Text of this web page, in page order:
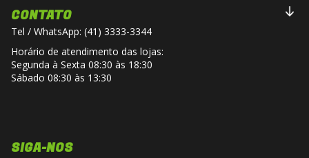
CONTATO
Tel / WhatsApp: (41) 3333-3344
Horário de atendimento das lojas:
Segunda à Sexta 08:30 às 18:30
Sábado 08:30 às 13:30
SIGA-NOS